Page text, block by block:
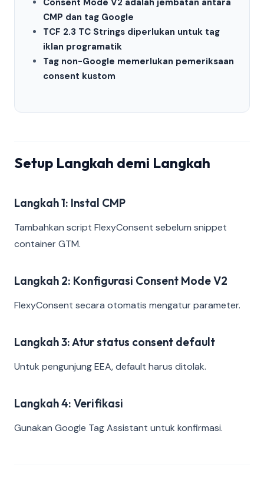
Consent Mode V2 adalah jembatan antara
CMP dan tag Google
TCF 2.3 TC Strings diperlukan untuk tag
iklan programatik
Tag non-Google memerlukan pemeriksaan
consent kustom
Setup Langkah demi Langkah
Langkah 1: Instal CMP
Tambahkan script FlexyConsent sebelum snippet
container GTM.
Langkah 2: Konfigurasi Consent Mode V2
FlexyConsent secara otomatis mengatur parameter.
Langkah 3: Atur status consent default
Untuk pengunjung EEA, default harus ditolak.
Langkah 4: Verifikasi
Gunakan Google Tag Assistant untuk konfirmasi.